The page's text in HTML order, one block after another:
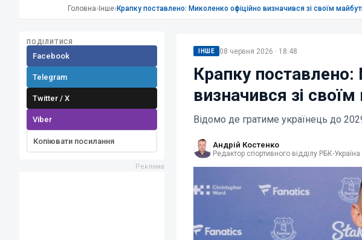
Головна› Інше› Крапку поставлено: Миколенко офіційно визначився зі своїм
ПОДІЛИТИСЯ
Facebook
Telegram
Twitter / X
Viber
Копіювати посилання
ІНШЕ 08 червня 2026 · 18:48
Крапку поставлено:
визначився зі
Відомо де гратиме українець до
Андрій Костенко
Редактор спортивного відділу РБК-Україна